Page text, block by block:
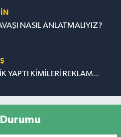
NASIL ANLATMALIYIZ?
YAPTI KİMİLERİ REKLAM...